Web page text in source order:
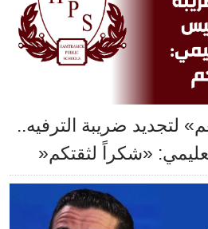
لتجديد ضريبة الترفيه..
«شكراً لثقتكم«